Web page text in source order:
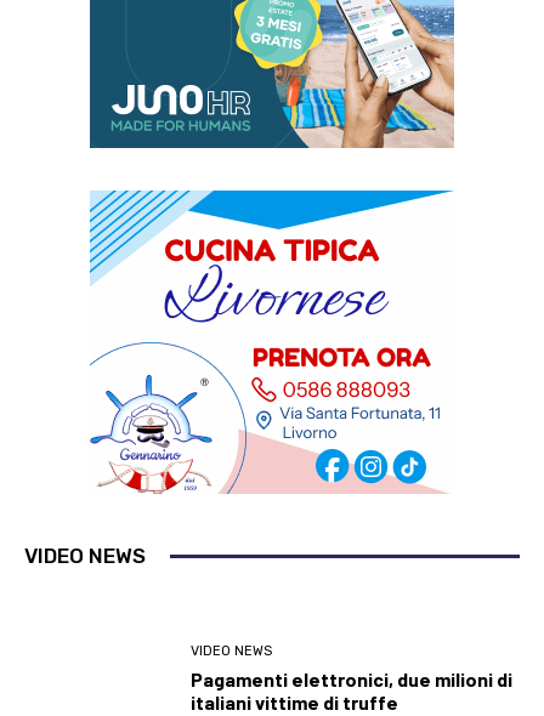
VIDEO NEWS
VIDEO NEWS
Pagamenti elettronici, due milioni di
italiani vittime di truffe